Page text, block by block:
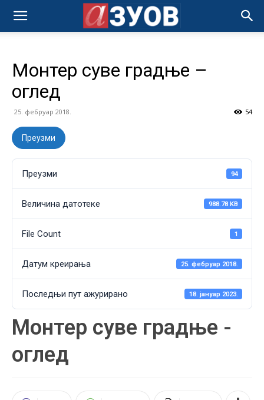
Монтер суве градње –
оглед
25. фебруар 2018. 54
Преузми
Преузми 94
Величина датотеке 988.78 KB
File Count 1
Датум креирања 25. фебруар 2018.
Последњи пут ажурирано 18. јануар 2023.
Монтер суве градње -
оглед